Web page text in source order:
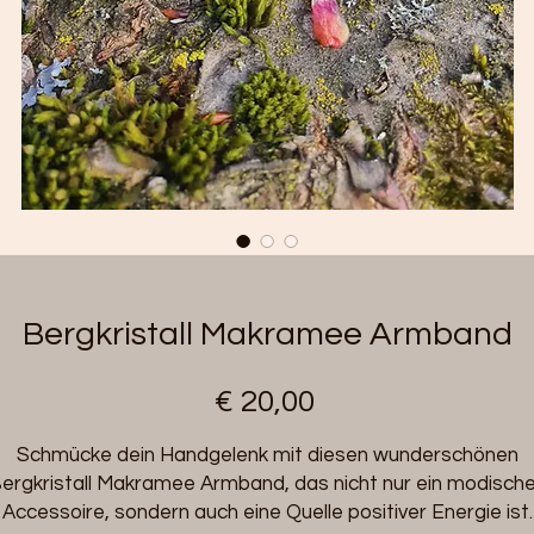
Bergkristall Makramee Armband
€ 20,00Preis
Schmücke dein Handgelenk mit diesen wunderschönen
Makramee Armband, das nicht nur ein
Accessoire, sondern auch eine Quelle positiver Energie ist.